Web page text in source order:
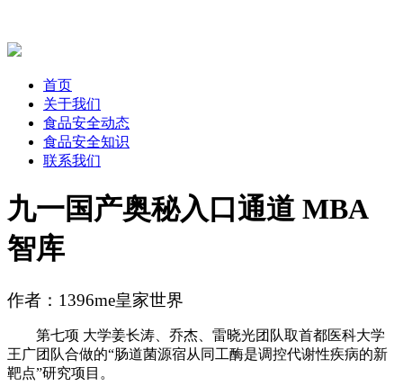
首页
关于我们
食品安全动态
食品安全知识
联系我们
九一国产奥秘入口通道 MBA
智库
作者：1396me皇家世界
第七项 大学姜长涛、乔杰、雷晓光团队取首都医科大学
王广团队合做的“肠道菌源宿从同工酶是调控代谢性疾病的新
靶点”研究项目。